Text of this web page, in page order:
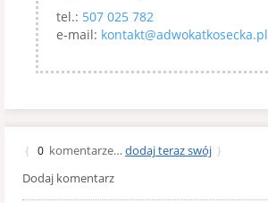
tel.: 507 025 782
e-mail: kontakt@adwokatkosecka.pl
{ 0 komentarze… dodaj teraz swój }
Dodaj komentarz